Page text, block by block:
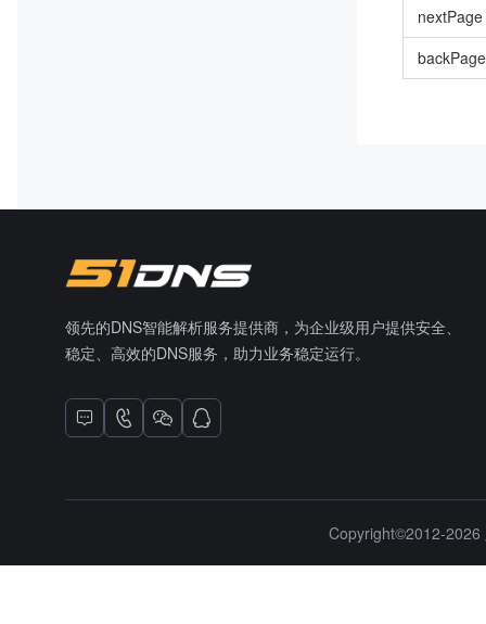
nextPage
backPage
领先的DNS智能解析服务提供商，为企业级用户提供安全、
稳定、高效的DNS服务，助力业务稳定运行。
Copyright©2012-2026